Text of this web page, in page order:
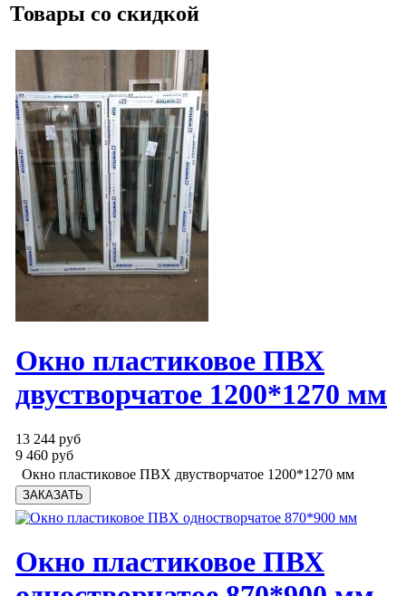
Товары со скидкой
Окно пластиковое ПВХ
двустворчатое 1200*1270 мм
13 244 руб
9 460 руб
Окно пластиковое ПВХ двустворчатое 1200*1270 мм
Окно пластиковое ПВХ